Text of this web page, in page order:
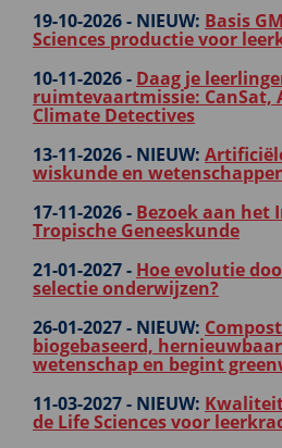
19-10-2026 - NIEUW: Basis
Sciences productie voor
10-11-2026 - Daag je
ruimtevaartmissie: CanSat,
Climate Detectives
13-11-2026 - NIEUW:
wiskunde en
17-11-2026 - Bezoek aan
Tropische Geneeskunde
21-01-2027 - Hoe evolutie
selectie onderwijzen?
26-01-2027 - NIEUW:
biogebaseerd,
wetenschap en begint
11-03-2027 - NIEUW:
de Life Sciences voor